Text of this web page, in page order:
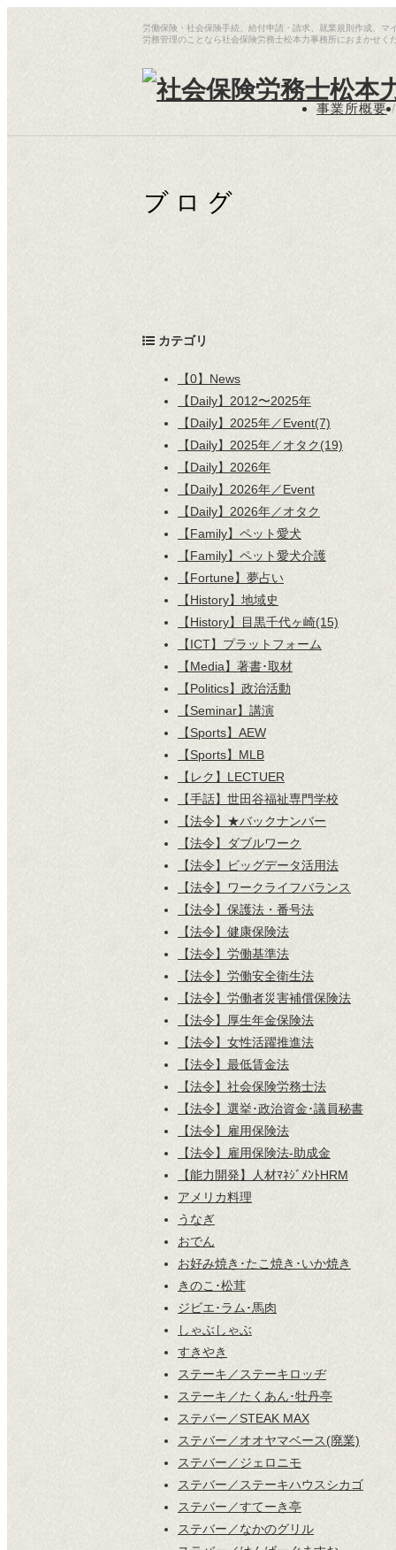
労働保険・社会保険手続、給付申請・請求、就業規則作成、マ
労務管理のことなら社会保険労務士松本力事務所におまかせく
事業所概要 /
カテゴリ
【0】News
【Daily】2012〜2025年
【Daily】2025年／Event(7)
【Daily】2025年／オタク(19)
【Daily】2026年
【Daily】2026年／Event
【Daily】2026年／オタク
【Family】ペット愛犬
【Family】ペット愛犬介護
【Fortune】夢占い
【History】地域史
【History】目黒千代ヶ崎(15)
【ICT】プラットフォーム
【Media】著書･取材
【Politics】政治活動
【Seminar】講演
【Sports】AEW
【Sports】MLB
【レク】LECTUER
【手話】世田谷福祉専門学校
【法令】★バックナンバー
【法令】ダブルワーク
【法令】ビッグデータ活用法
【法令】ワークライフバランス
【法令】保護法・番号法
【法令】健康保険法
【法令】労働基準法
【法令】労働安全衛生法
【法令】労働者災害補償保険法
【法令】厚生年金保険法
【法令】女性活躍推進法
【法令】最低賃金法
【法令】社会保険労務士法
【法令】選挙･政治資金･議員秘書
【法令】雇用保険法
【法令】雇用保険法-助成金
【能力開発】人材ﾏﾈｼﾞﾒﾝﾄHRM
アメリカ料理
うなぎ
おでん
お好み焼き･たこ焼き･いか焼き
きのこ･松茸
ジビエ･ラム･馬肉
しゃぶしゃぶ
すきやき
ステーキ／ステーキロッヂ
ステーキ／たくあん･牡丹亭
ステバー／STEAK MAX
ステバー／オオヤマベース(廃業)
ステバー／ジェロニモ
ステバー／ステーキハウスシカゴ
ステバー／すてーき亭
ステバー／なかのグリル